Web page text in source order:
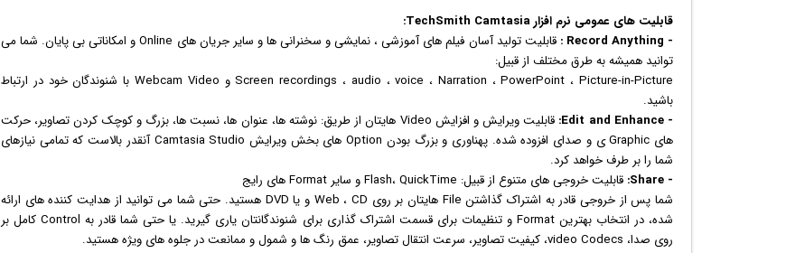
قابلیت های عمومی نرم افزار
- Record Anything :
قابلیت تولید آسان فیلم
های آموزشی ، نمایشی و سخنرانی ها و سایر جریان های Online و امکاناتی بی پایان. شما می
توانید همیشه به طرق مختلف از قبیل:
Screen recordings ، audio ، voice ، Narration ، PowerPoint ، Picture-in-Picture و Webcam Video با شنوندگان خود در ارتباط
باشید.
- Edit and Enhance:
قابلیت ویرایش و افزایش Video هایتان از طریق: نوشته ها، عنوان ها، نسبت ها، بزرگ و کوچک کردن تصاویر، حرکت
های Graphic ی و صدای افزوده شده. پهناوری و بزرگ بودن Option های بخش ویرایش Camtasia Studio آنقدر بالاست که تمامی نیازهای
شما را بر طرف خواهد کرد.
- Share:
قابلیت خروجی های متنوع از قبیل: Flash، QuickTime و سایر Format های رایج
شما پس از خروجی قادر به اشتراک گذاشتن File هایتان بر روی Web ، CD و یا DVD هستید. حتی شما می توانید از هدایت کننده های ارائه
شده، در انتخاب بهترین Format و تنظیمات برای قسمت اشتراک گذاری برای شنوندگانتان یاری گیرید. یا حتی شما قادر به Control کامل بر
روی صدا، video Codecs، کیفیت تصاویر، سرعت انتقال تصاویر، عمق رنگ ها و شمول و ممانعت در جلوه های ویژه هستید.